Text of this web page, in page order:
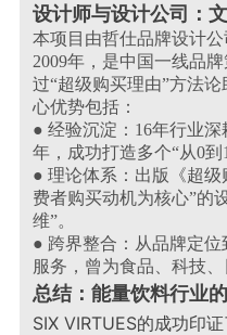
设计师与设计公司：
本项目由哲仕品牌设计
2009年，是中国一线品
过“超级购买理由”方法
心优势包括：
● 经验沉淀：16年行业
年，成功打造多个“从0到
● 理论体系：出版《超
费者购买动机为核心”的
维”。
● 跨界整合：从品牌定
服务，曾为食品、科技
总结：能量饮料行业
SIX VIRTUES的成功印